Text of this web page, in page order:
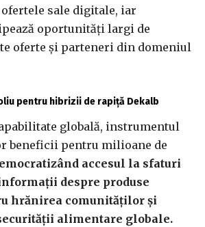
sale digitale, iar
oportunități largi de
oferte și parteneri din domeniul
pentru hibrizii de rapiță Dekalb
globală, instrumentul
beneficii pentru milioane de
accesul la sfaturi
despre produse
hrănirea comunităților și
alimentare globale.